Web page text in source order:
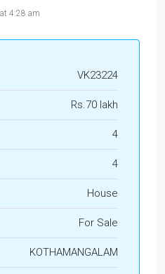
4:28 am
VK23224
Rs.70 lakh
4
4
House
For Sale
KOTHAMANGALAM